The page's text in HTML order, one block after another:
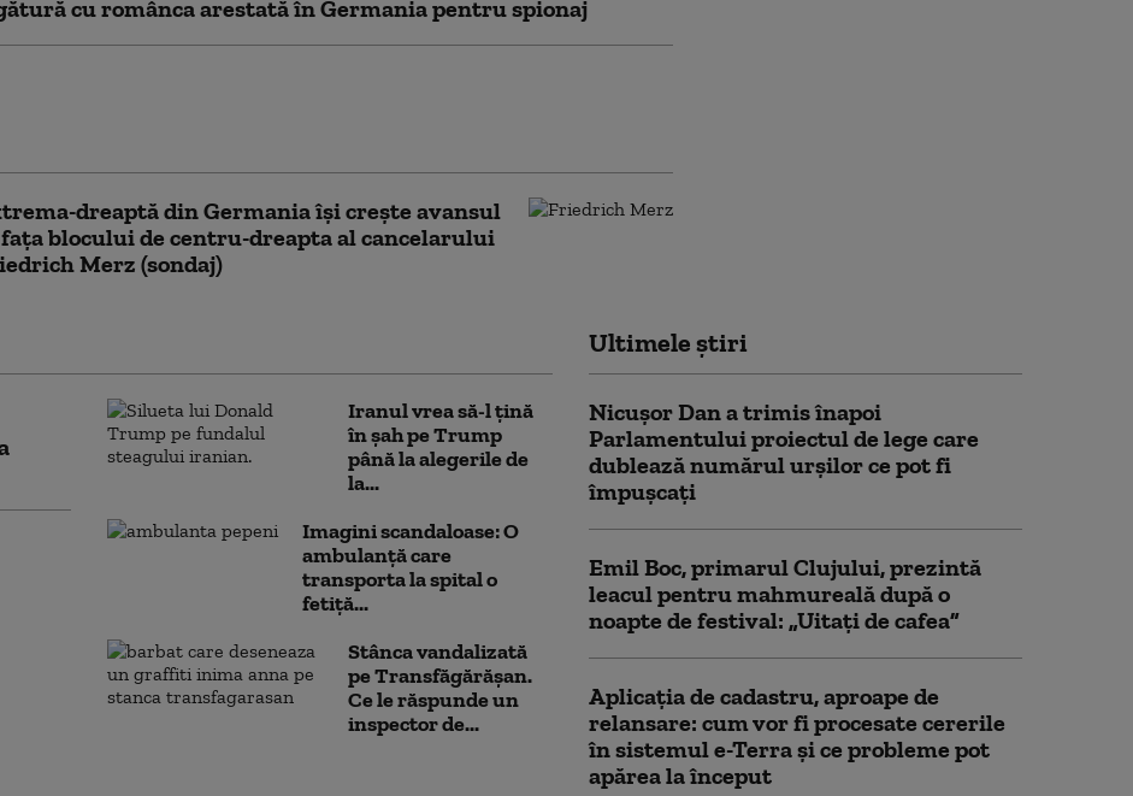
cu românca arestată în Germania pentru spionaj
dreaptă din Germania îşi creşte avansul
blocului de centru-dreapta al cancelarului
Merz (sondaj)
Iranul vrea să-l țină
în șah pe Trump
până la alegerile de
la...
Imagini scandaloase: O
ambulanță care
transporta la spital o
fetiță...
Stânca vandalizată
pe Transfăgărășan.
Ce le răspunde un
inspector de...
Ultimele știri
Nicușor Dan a trimis înapoi
Parlamentului proiectul de lege care
dublează numărul urșilor ce pot fi
împușcați
Emil Boc, primarul Clujului, prezintă
leacul pentru mahmureală după o
noapte de festival: „Uitați de cafea”
Aplicația de cadastru, aproape de
relansare: cum vor fi procesate cererile
în sistemul e-Terra și ce probleme pot
apărea la început